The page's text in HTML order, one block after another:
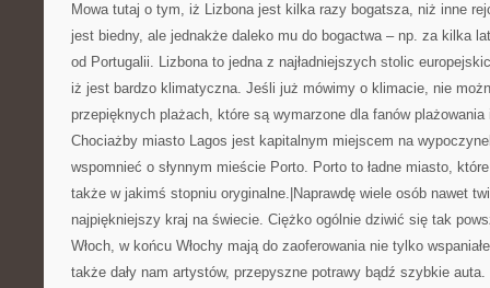
Mowa tutaj o tym, iż Lizbona jest kilka razy bogatsza, niż inne
jest biedny, ale jednakże daleko mu do bogactwa – np. za kilka
od Portugalii. Lizbona to jedna z najładniejszych stolic
iż jest bardzo klimatyczna. Jeśli już mówimy o klimacie, nie
przepięknych plażach, które są wymarzone dla fanów plażowania
Chociażby miasto Lagos jest kapitalnym miejscem na
wspomnieć o słynnym mieście Porto. Porto to ładne miasto,
także w jakimś stopniu oryginalne.|Naprawdę wiele osób nawet
najpiękniejszy kraj na świecie. Ciężko ogólnie dziwić się tak
Włoch, w końcu Włochy mają do zaoferowania nie tylko
także dały nam artystów, przepyszne potrawy bądź szybkie